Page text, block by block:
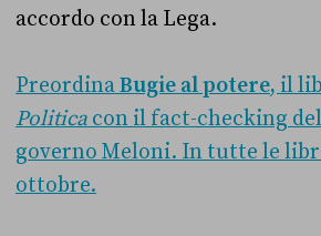
accordo con la Lega.
PreordinaBugie al potere, il
Politica con il fact-checking
governo Meloni. In tutte le
ottobre.